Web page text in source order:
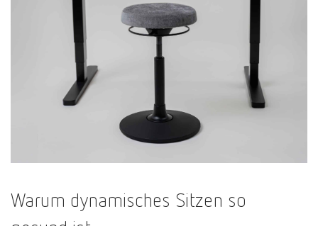
Warum dynamisches Sitzen so